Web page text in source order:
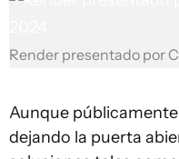
Render presentado por
Aunque
dejando la puerta